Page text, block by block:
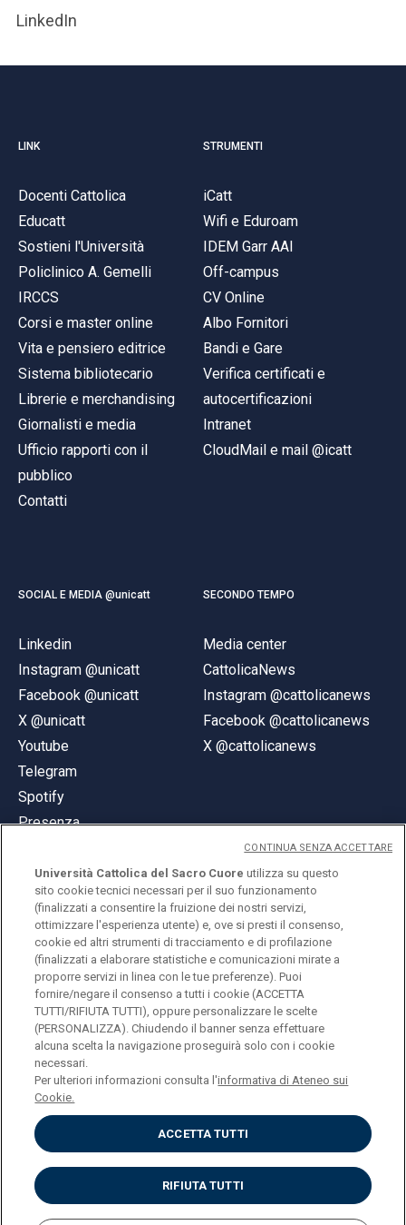
LinkedIn
LINK
Docenti Cattolica
Educatt
Sostieni l'Università
Policlinico A. Gemelli
IRCCS
Corsi e master online
Vita e pensiero editrice
Sistema bibliotecario
Librerie e merchandising
Giornalisti e media
Ufficio rapporti con il
pubblico
Contatti
STRUMENTI
iCatt
Wifi e Eduroam
IDEM Garr AAI
Off-campus
CV Online
Albo Fornitori
Bandi e Gare
Verifica certificati e
autocertificazioni
Intranet
CloudMail e mail @icatt
SOCIAL E MEDIA @unicatt
Linkedin
Instagram @unicatt
Facebook @unicatt
X @unicatt
Youtube
Telegram
Spotify
Presenza
SECONDO TEMPO
Media center
CattolicaNews
Instagram @cattolicanews
Facebook @cattolicanews
X @cattolicanews
© Università Cattolica del Sacro Cuore
Largo A. Gemelli 1, 20123 Milano
PI 02133120150
ENGLISH
Privacy
Accessibilità
Cookies
Impostazione Cookies
Università Cattolica del Sacro Cuore utilizza su questo
sito cookie tecnici necessari per il suo funzionamento
(finalizzati a consentire la fruizione dei nostri servizi,
ottimizzare l'esperienza utente) e, ove si presti il consenso,
cookie ed altri strumenti di tracciamento e di profilazione
(finalizzati a elaborare statistiche e comunicazioni mirate a
proporre servizi in linea con le tue preferenze). Puoi
fornire/negare il consenso a tutti i cookie (ACCETTA
TUTTI/RIFIUTA TUTTI), oppure personalizzare le scelte
(PERSONALIZZA). Chiudendo il banner senza effettuare
alcuna scelta la navigazione proseguirà solo con i cookie
necessari.
Per ulteriori informazioni consulta l'informativa di Ateneo sui
Cookie.
ACCETTA TUTTI
RIFIUTA TUTTI
CONTINUA SENZA ACCETTARE